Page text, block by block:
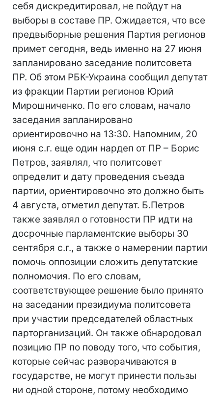
себя дискредитировал, не пойдут на
выборы в составе ПР. Ожидается, что все
предвыборные решения Партия регионов
примет сегодня, ведь именно на 27 июня
запланировано заседание политсовета
ПР. Об этом РБК-Украина сообщил депутат
из фракции Партии регионов Юрий
Мирошниченко. По его словам, начало
заседания запланировано
ориентировочно на 13:30. Напомним, 20
июня с.г. еще один нардеп от ПР – Борис
Петров, заявлял, что политсовет
определит и дату проведения съезда
партии, ориентировочно это должно быть
4 августа, отметил депутат. Б.Петров
также заявлял о готовности ПР идти на
досрочные парламентские выборы 30
сентября с.г., а также о намерении партии
помочь оппозиции сложить депутатские
полномочия. По его словам,
соответствующее решение было принято
на заседании президиума политсовета
при участии председателей областных
парторганизаций. Он также обнародовал
позицию ПР по поводу того, что события,
которые сейчас разворачиваются в
государстве, не могут принести пользы
ни одной стороне, потому необходимо